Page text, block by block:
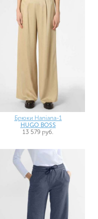
Брюки Haniana-1
HUGO BOSS
13 579 руб.